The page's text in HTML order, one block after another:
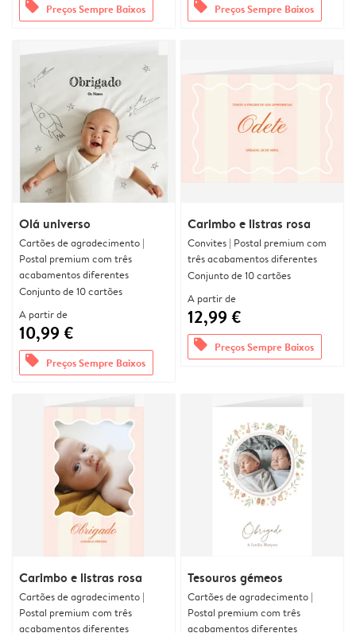
offers Preços Sempre Baixos offers Preços Sempre Baixos
Olá universo
Cartões de agradecimento |
Postal premium com três
acabamentos diferentes
Conjunto de 10 cartões
A partir de
10,99 €
offers Preços Sempre Baixos
Carimbo e listras rosa
Convites | Postal premium com
três acabamentos diferentes
Conjunto de 10 cartões
A partir de
12,99 €
offers Preços Sempre Baixos
Carimbo e listras rosa
Cartões de agradecimento |
Postal premium com três
acabamentos diferentes
Tesouros gémeos
Cartões de agradecimento |
Postal premium com três
acabamentos diferentes